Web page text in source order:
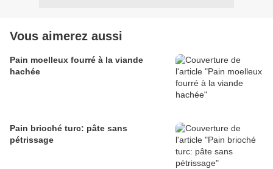
Vous aimerez aussi
Pain moelleux fourré à la viande
hachée
Pain brioché turc: pâte sans
pétrissage